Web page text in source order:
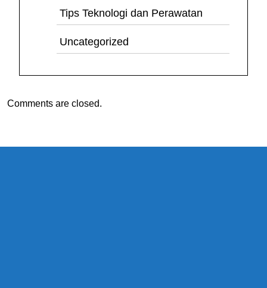
Tips Teknologi dan Perawatan
Uncategorized
Comments are closed.